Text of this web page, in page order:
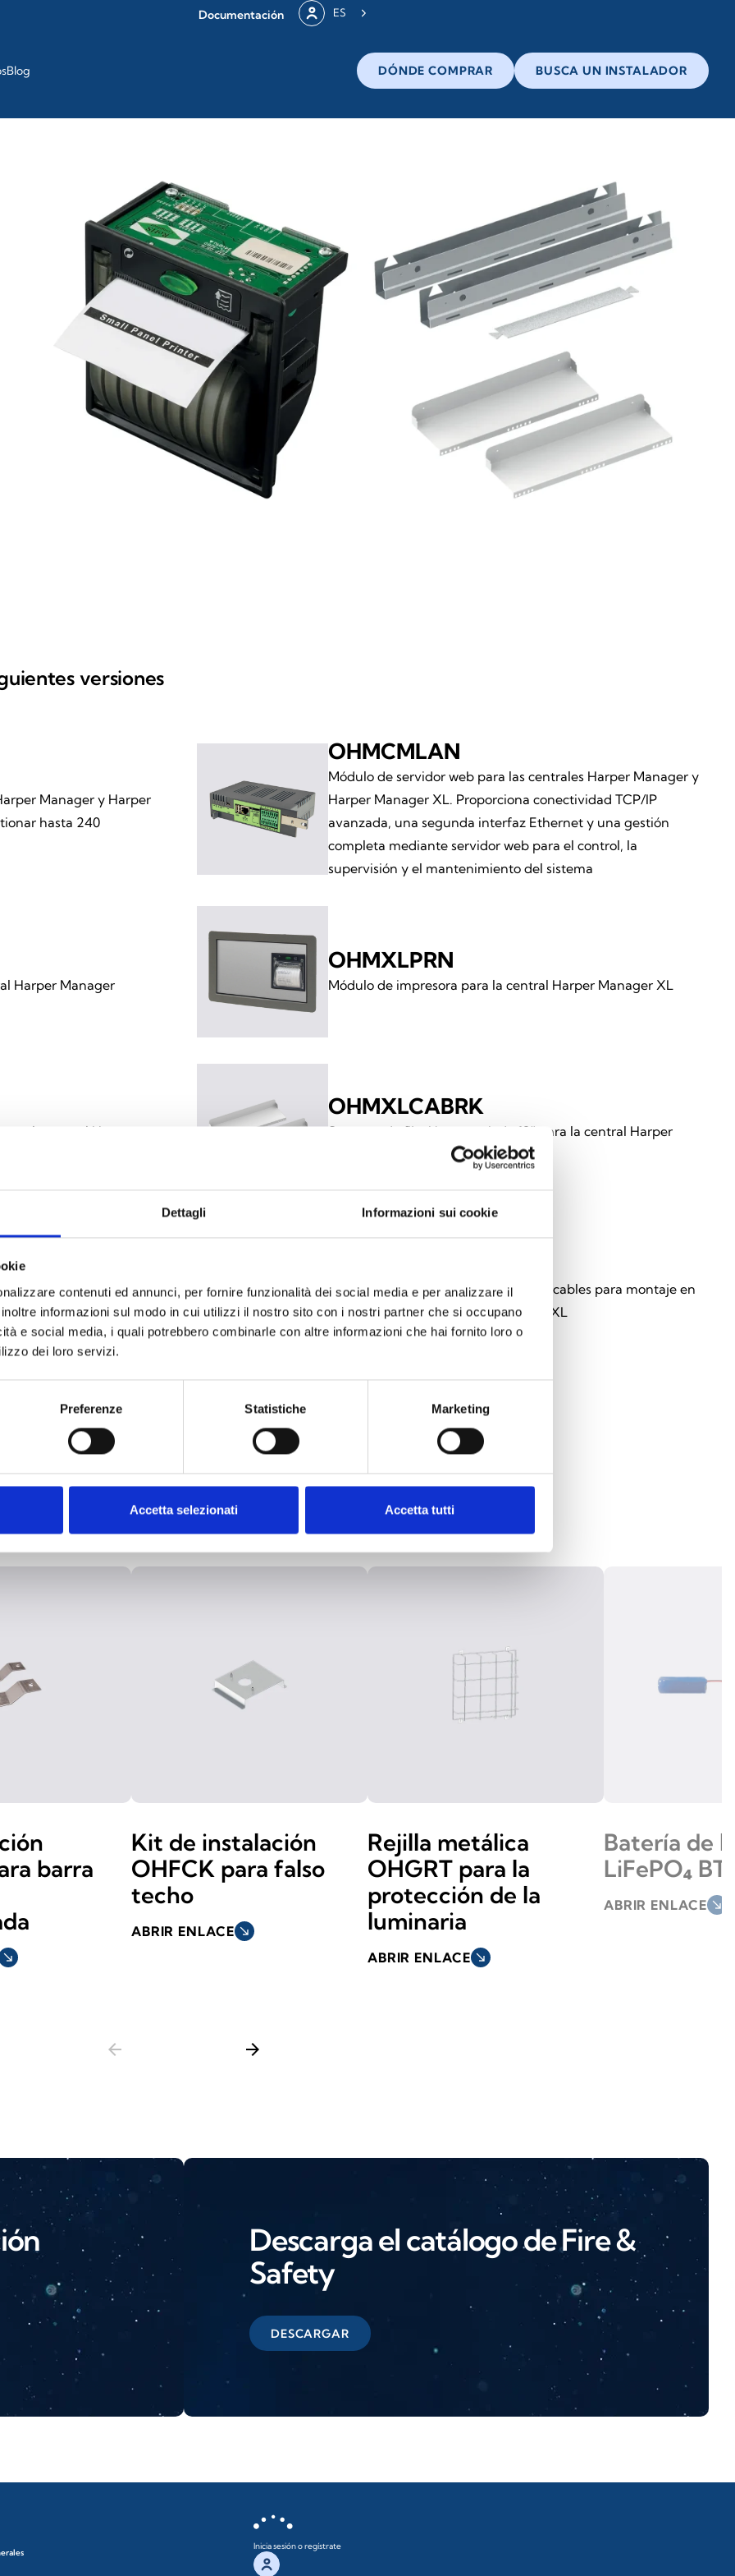
Dettagli Informazioni sui cookie
contenuti ed annunci, per fornire funzionalità dei social media e per analizzare il
informazioni sul modo in cui utilizzi il nostro sito con i nostri partner che si occupano
e social media, i quali potrebbero combinarle con altre informazioni che hai fornito loro o
dei loro servizi.
Preferenze Statistiche Marketing
Accetta selezionati Accetta tutti
Documentación ES
Blog DÓNDE COMPRAR BUSCA UN INSTALADOR
versiones
Manager y Harper
hasta 240
OHMCMLAN
Módulo de servidor web para las centrales Harper Manager y
Harper Manager XL. Proporciona conectividad TCP/IP
avanzada, una segunda interfaz Ethernet y una gestión
completa mediante servidor web para el control, la
supervisión y el mantenimiento del sistema
Harper Manager
OHMXLPRN
Módulo de impresora para la central Harper Manager XL
la central Harper
OHMXLCABRK
Soportes de fijación en rack de 19” para la central Harper
cables para montaje en
Soportes distanciadores con paso de cables para montaje en
pared de la central Harper Manager XL
barra
south_east
Kit de instalación
OHFCK para falso
techo
ABRIR ENLACE south_east
Rejilla metálica
OHGRT para la
protección de la
luminaria
ABRIR ENLACE south_east
Batería de
LiFePO₄
ABRIR ENLACE south_east
arrow_back arrow_forward
Descarga el catálogo de Fire &
Safety
DESCARGAR
Inicia sesión o regístrate